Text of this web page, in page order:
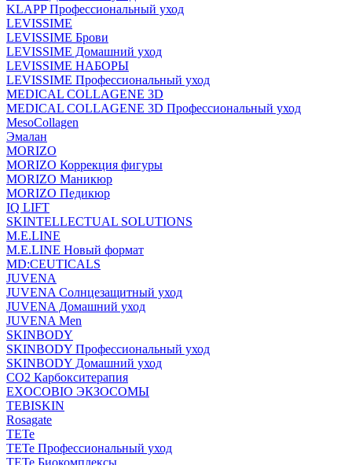
KLAPP Профессиональный уход
LEVISSIME
LEVISSIME Брови
LEVISSIME Домашний уход
LEVISSIME НАБОРЫ
LEVISSIME Профессиональный уход
MEDICAL COLLAGENE 3D
MEDICAL COLLAGENE 3D Профессиональный уход
MesoCollagen
Эмалан
MORIZO
MORIZO Коррекция фигуры
MORIZO Маникюр
MORIZO Педикюр
IQ LIFT
SKINTELLECTUAL SOLUTIONS
M.E.LINE
M.E.LINE Новый формат
MD:CEUTICALS
JUVENA
JUVENA Солнцезащитный уход
JUVENA Домашний уход
JUVENA Men
SKINBODY
SKINBODY Профессиональный уход
SKINBODY Домашний уход
CO2 Карбокситерапия
EXOCOBIO ЭКЗОСОМЫ
TEBISKIN
Rosagate
TETe
TETe Профессиональный уход
TETe Биокомплексы